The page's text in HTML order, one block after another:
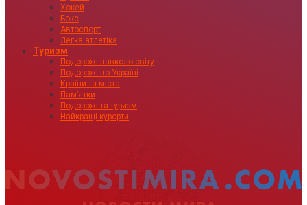
Хокей
Бокс
Автоспорт
Легка атлетіка
Туризм
Подорожі навколо світу
Подорожі по Україні
Країни та міста
Пам’ятки
Подорожі та туризм
Найкращі курорти